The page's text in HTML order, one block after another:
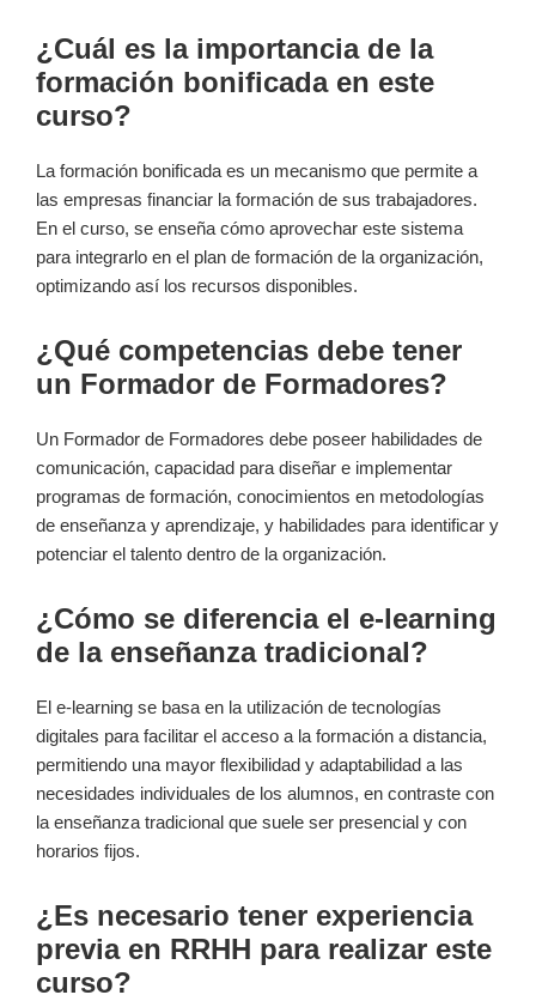
¿Cuál es la importancia de la
formación bonificada en este
curso?
La formación bonificada es un mecanismo que permite a
las empresas financiar la formación de sus trabajadores.
En el curso, se enseña cómo aprovechar este sistema
para integrarlo en el plan de formación de la organización,
optimizando así los recursos disponibles.
¿Qué competencias debe tener
un Formador de Formadores?
Un Formador de Formadores debe poseer habilidades de
comunicación, capacidad para diseñar e implementar
programas de formación, conocimientos en metodologías
de enseñanza y aprendizaje, y habilidades para identificar y
potenciar el talento dentro de la organización.
¿Cómo se diferencia el e-learning
de la enseñanza tradicional?
El e-learning se basa en la utilización de tecnologías
digitales para facilitar el acceso a la formación a distancia,
permitiendo una mayor flexibilidad y adaptabilidad a las
necesidades individuales de los alumnos, en contraste con
la enseñanza tradicional que suele ser presencial y con
horarios fijos.
¿Es necesario tener experiencia
previa en RRHH para realizar este
curso?